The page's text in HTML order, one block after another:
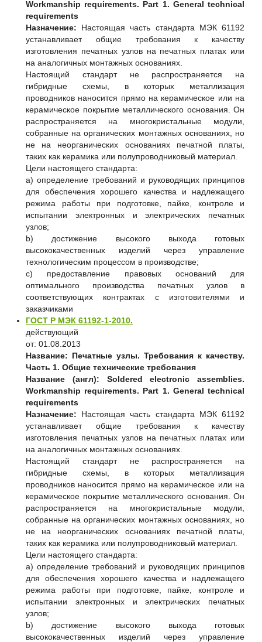
Workmanship requirements. Part 1. General technical
requirements
Назначение: Настоящая часть стандарта МЭК 61192
устанавливает общие требования к качеству
изготовления печатных узлов на печатных платах или
на аналогичных монтажных основаниях.
Настоящий стандарт не распространяется на
гибридные схемы, в которых металлизация
проводников наносится прямо на керамическое или на
керамическое покрытие металлического основания. Он
распространяется на многокристальные модули,
собранные на органических монтажных основаниях, но
не на неорганических основаниях печатной платы,
таких как керамика или полупроводниковый материал.
Цели настоящего стандарта:
a) определение требований и руководящих принципов
для обеспечения хорошего качества и надлежащего
режима работы при подготовке, пайке, контроле и
испытании электронных и электрических печатных
узлов;
b) достижение высокого выхода готовых
высококачественных изделий через управление
технологическим процессом в производстве;
c) предоставление правовых оснований для
оптимального производства печатных узлов в
соответствующих контрактах с изготовителями и
заказчиками
ГОСТ Р МЭК 61192-1-2010.
действующий
от: 01.08.2013
Название: Печатные узлы. Требования к качеству.
Часть 1. Общие технические требования
Название (англ):
Soldered electronic assemblies.
Workmanship requirements. Part 1. General technical
requirements
Назначение: Настоящая часть стандарта МЭК 61192
устанавливает общие требования к качеству
изготовления печатных узлов на печатных платах или
на аналогичных монтажных основаниях.
Настоящий стандарт не распространяется на
гибридные схемы, в которых металлизация
проводников наносится прямо на керамическое или на
керамическое покрытие металлического основания. Он
распространяется на многокристальные модули,
собранные на органических монтажных основаниях, но
не на неорганических основаниях печатной платы,
таких как керамика или полупроводниковый материал.
Цели настоящего стандарта:
a) определение требований и руководящих принципов
для обеспечения хорошего качества и надлежащего
режима работы при подготовке, пайке, контроле и
испытании электронных и электрических печатных
узлов;
b) достижение высокого выхода готовых
высококачественных изделий через управление